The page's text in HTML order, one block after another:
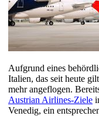
Aufgrund eines
Italien, das seit heute
mehr angeflogen.
Austrian Airlines-Ziele
Venedig, ein